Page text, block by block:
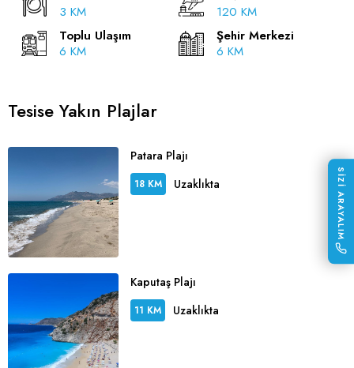
3 KM
120 KM
Toplu Ulaşım
6 KM
Şehir Merkezi
6 KM
Tesise Yakın Plajlar
Patara Plajı
18 KM Uzaklıkta
Kaputaş Plajı
11 KM Uzaklıkta
SİZİ ARAYALIM